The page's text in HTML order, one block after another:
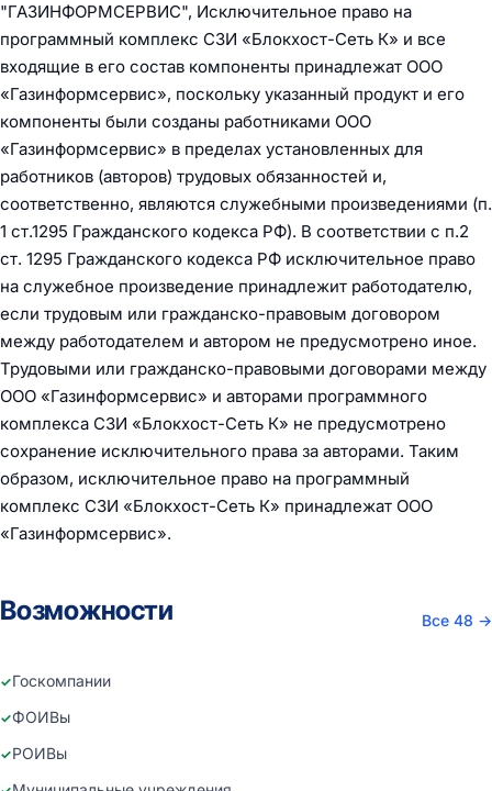
"ГАЗИНФОРМСЕРВИС", Исключительное право на
программный комплекс СЗИ «Блокхост-Сеть К» и все
входящие в его состав компоненты принадлежат ООО
«Газинформсервис», поскольку указанный продукт и его
компоненты были созданы работниками ООО
«Газинформсервис» в пределах установленных для
работников (авторов) трудовых обязанностей и,
соответственно, являются служебными произведениями (п.
1 ст.1295 Гражданского кодекса РФ). В соответствии с п.2
ст. 1295 Гражданского кодекса РФ исключительное право
на служебное произведение принадлежит работодателю,
если трудовым или гражданско-правовым договором
между работодателем и автором не предусмотрено иное.
Трудовыми или гражданско-правовыми договорами между
ООО «Газинформсервис» и авторами программного
комплекса СЗИ «Блокхост-Сеть К» не предусмотрено
сохранение исключительного права за авторами. Таким
образом, исключительное право на программный
комплекс СЗИ «Блокхост-Сеть К» принадлежат ООО
«Газинформсервис».
Возможности Все 48 →
Госкомпании
ФОИВы
РОИВы